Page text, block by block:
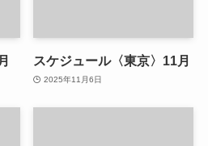
スケジュール〈東京〉11月
2025年11月6日